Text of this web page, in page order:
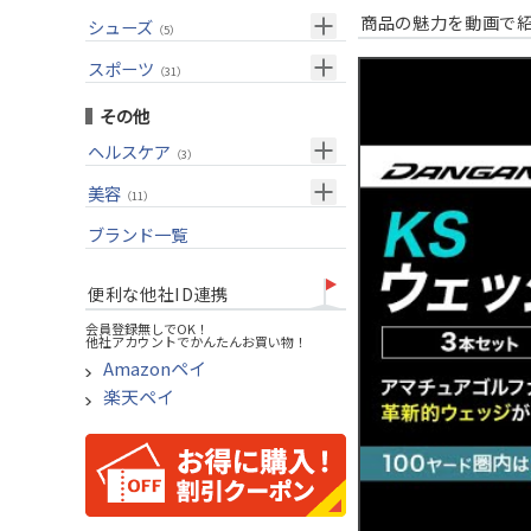
グリップ（20）
チッパー(女性用)（2）
USモデル（1）
ユーティリティー
アイアンセット
アイアン単品
ウェッジ
パター
ゴルフバッグ
ゴルフシューズ
ウェア
その他
メンズ（10）
スーツケース
シューズ （5）
アクセサリー
スポーツ （31）
トレーニング
アウトドア
その他
ヘルスケア （3）
サポーター
美容 （11）
UVケア（11）
ブランド一覧
便利な他社ID連携
会員登録無しでOK！
他社アカウントでかんたんお買い物！
Amazonペイ
楽天ペイ
商品の魅力を動画で